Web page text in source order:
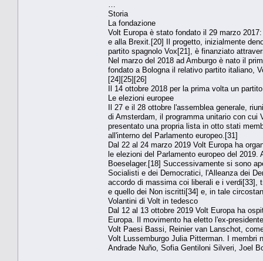
Storia
La fondazione
Volt Europa è stato fondato il 29 marzo
e alla Brexit.[20] Il progetto, inizialmente
partito spagnolo Vox[21], è finanziato
Nel marzo del 2018 ad Amburgo è nato il
fondato a Bologna il relativo partito italiano,
[24][25][26]
Il 14 ottobre 2018 per la prima volta un
Le elezioni europee
Il 27 e il 28 ottobre l'assemblea generale,
di Amsterdam, il programma unitario con cui
presentato una propria lista in otto stati
all'interno del Parlamento europeo.[31]
Dal 22 al 24 marzo 2019 Volt Europa ha
le elezioni del Parlamento europeo del
Boeselager.[18] Successivamente si sono
Socialisti e dei Democratici, l'Alleanza dei
accordo di massima coi liberali e i verdi[33],
e quello dei Non iscritti[34] e, in tale
Volantini di Volt in tedesco
Dal 12 al 13 ottobre 2019 Volt Europa ha
Europa. Il movimento ha eletto l'ex-
Volt Paesi Bassi, Reinier van Lanschot,
Volt Lussemburgo Julia Pitterman. I membri
Andrade Nuño, Sofia Gentiloni Silveri, Joel